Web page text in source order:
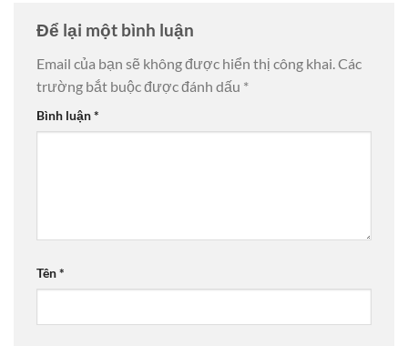
Để lại một bình luận
Email của bạn sẽ không được hiển thị công khai.Các
trường bắt buộc được đánh dấu *
Bình luận*
Tên*